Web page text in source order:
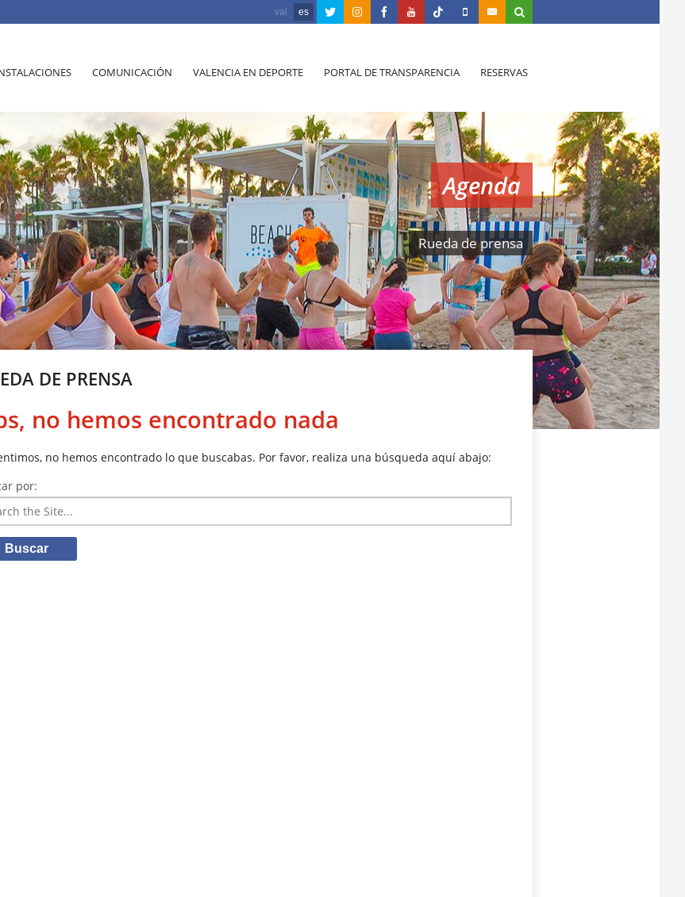
val es
COMUNICACIÓN VALENCIA EN DEPORTE PORTAL DE TRANSPARENCIA RESERVAS
Agenda
Rueda de prensa
DE PRENSA
no hemos encontrado nada
no hemos encontrado lo que buscabas. Por favor, realiza una búsqueda aquí abajo:
por: